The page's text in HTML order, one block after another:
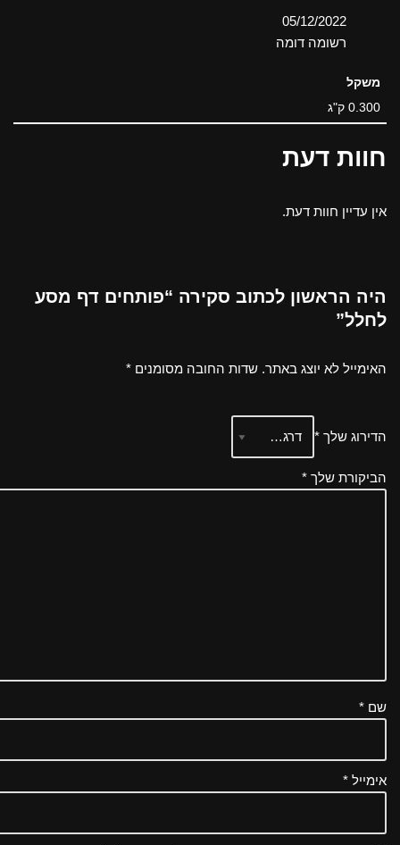
תאריך05/12/2022
בהקשר ל-
רשומה דומה
משקל
0.300 ק"ג
חוות דעת
אין עדיין חוות דעת.
היה הראשון לכתוב סקירה “פותחים דף מסע
לחלל”
האימייל לא יוצג באתר. שדות החובה מסומנים *
הדירוג שלך *
הביקורת שלך *
שם *
אימייל *